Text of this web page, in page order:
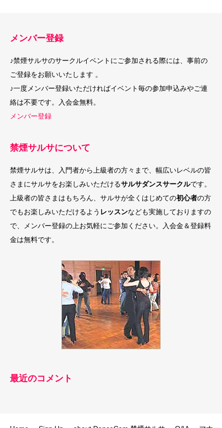
メンバー登録
♪禁煙サルサのサークルイベントにご参加される際には、事前の
ご登録をお願いいたします 。
♪一度メンバー登録いただければイベント毎の参加申込みやご連
絡は不要です。入会金無料。
メンバー登録
禁煙サルサについて
禁煙サルサは、入門者から上級者の方々まで、幅広いレベルの皆
さまにサルサをお楽しみいただけるサルサダンスサークルです。
上級者の皆さまはもちろん、サルサが全くはじめての初心者の方
でもお楽しみいただけるよう レッスンなども実施しておりますの
で、メンバー登録の上お気軽にご参加ください。入会金＆登録料
金は無料です。
最近のコメント